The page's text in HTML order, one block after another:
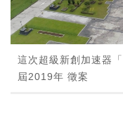
這次超級新創加速器
屆2019年 徵案